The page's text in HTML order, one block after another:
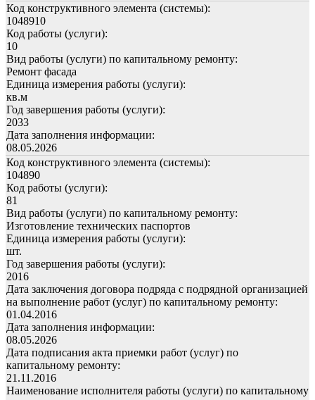
Код конструктивного элемента (системы):
1048910
Код работы (услуги):
10
Вид работы (услуги) по капитальному ремонту:
Ремонт фасада
Единица измерения работы (услуги):
кв.м
Год завершения работы (услуги):
2033
Дата заполнения информации:
08.05.2026
Код конструктивного элемента (системы):
104890
Код работы (услуги):
81
Вид работы (услуги) по капитальному ремонту:
Изготовление технических паспортов
Единица измерения работы (услуги):
шт.
Год завершения работы (услуги):
2016
Дата заключения договора подряда с подрядной организацией
на выполнение работ (услуг) по капитальному ремонту:
01.04.2016
Дата заполнения информации:
08.05.2026
Дата подписания акта приемки работ (услуг) по
капитальному ремонту:
21.11.2016
Наименование исполнителя работы (услуги) по капитальному